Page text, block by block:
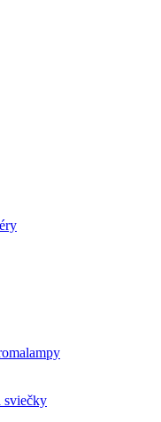
sviečky